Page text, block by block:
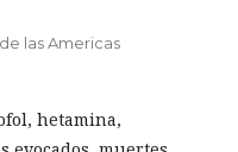
las Americas
hetamina,